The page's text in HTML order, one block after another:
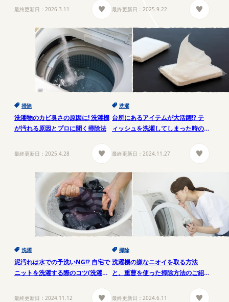
最終更新日： 2026.3.11 最終更新日： 2025.9.22
掃除
洗濯物のカビ臭さの原因に! 洗濯機
が汚れる原因とプロに聞く掃除法
最終更新日： 2025.4.28
洗濯
台所にあるアイテムが大活躍!? テ
ィッシュを洗濯してしまった時の
最終更新日： 2024.11.27
洗濯
泥汚れは水での予洗いNG!? 自宅で
ニットを洗濯する際のコツ(洗濯機
最終更新日： 2024.11.12
掃除
洗濯機の嫌なニオイを取る方法
と、重曹を使った掃除方法のご紹
最終更新日： 2024.6.11